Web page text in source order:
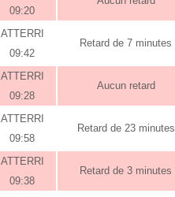
09:20
ATTERRI
09:42
Retard de 7 minutes
ATTERRI
09:28
Aucun retard
ATTERRI
09:58
Retard de 23 minutes
ATTERRI
09:38
Retard de 3 minutes